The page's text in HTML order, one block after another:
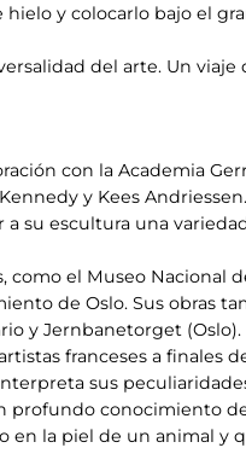
y colocarlo bajo el
del arte. Un viaje
con la Academia
y Kees Andriessen.
su escultura una
el Museo Nacional
de Oslo. Sus obras
y Jernbanetorget (Oslo).
franceses a finales
sus
profundo conocimiento
en la piel de un animal y